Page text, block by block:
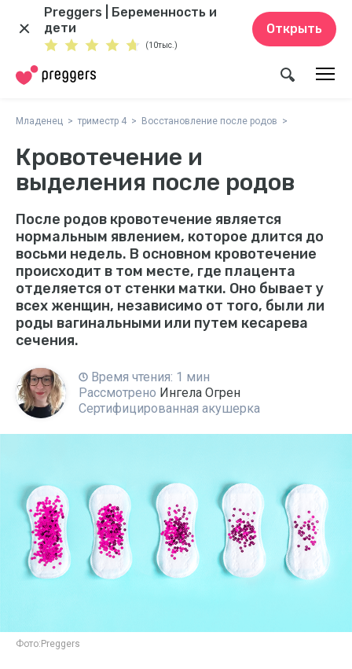
Preggers | Беременность и
дети
(10тыс.)
Открыть
Младенец триместр 4 Восстановление после родов
Кровотечение и
выделения после родов
После родов кровотечение является
нормальным явлением, которое длится до
восьми недель. В основном кровотечение
происходит в том месте, где плацента
отделяется от стенки матки. Оно бывает у
всех женщин, независимо от того, были ли
роды вагинальными или путем кесарева
сечения.
Время чтения: 1 мин
Рассмотрено Ингела Огрен
Сертифицированная акушерка
Фото: Preggers